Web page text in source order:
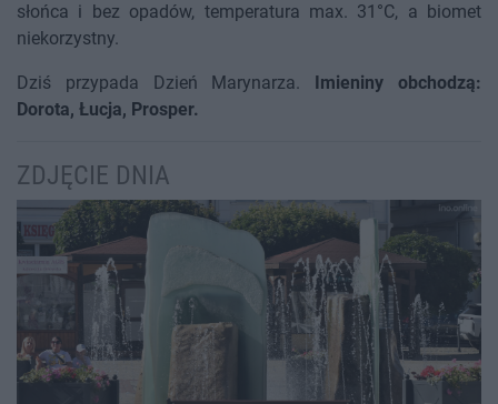
słońca i bez opadów, temperatura max. 31°C, a biomet
niekorzystny.
Dziś przypada Dzień Marynarza.
Imieniny obchodzą:
Dorota, Łucja, Prosper.
ZDJĘCIE DNIA